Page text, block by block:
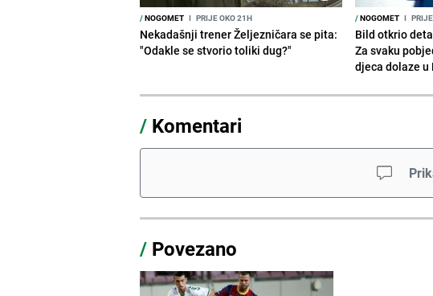
/NOGOMET I PRIJE OKO 21H
Nekadašnji trener Željezničara se pita:
"Odakle se stvorio toliki dug?"
/NOGOMET I
Bild otkrio
Za svaku
djeca dolaze u
/ Komentari
/ Povezano